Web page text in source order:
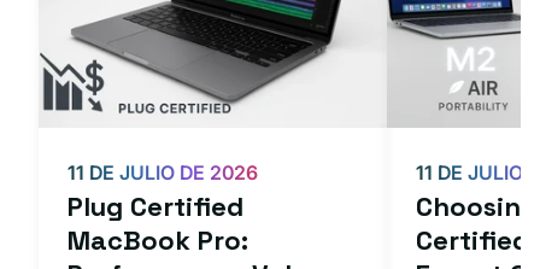
Plug Certified
MacBook Pro:
11 DE JULIO DE 2026
Certified
11 DE JULIO